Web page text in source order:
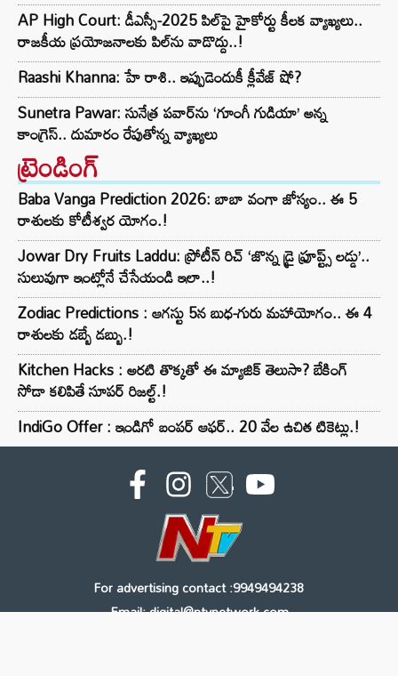
AP High Court: డీఎస్సీ-2025 పిల్‌పై హైకోర్టు కీలక వ్యాఖ్యలు..
రాజకీయ ప్రయోజనాలకు పిల్‌ను వాడొద్దు..!
Raashi Khanna: హే రాశి.. ఇప్పుడెందుకీ క్లీవేజ్ షో?
Sunetra Pawar: సునేత్ర పవార్‌‌ను ‘గూంగీ గుడియా’ అన్న
కాంగ్రెస్.. దుమారం రేపుతోన్న వ్యాఖ్యలు
ట్రెండింగ్‌
Baba Vanga Prediction 2026: బాబా వంగా జోస్యం.. ఈ 5
రాశులకు కోటీశ్వర యోగం.!
Jowar Dry Fruits Laddu: ప్రోటీన్ రిచ్ ‘జొన్న డ్రై ఫ్రూప్ట్స్ లడ్డు’..
సులువుగా ఇంట్లోనే చేసేయండి ఇలా..!
Zodiac Predictions : ఆగస్టు 5న బుధ-గురు మహాయోగం.. ఈ 4
రాశులకు డబ్బే డబ్బు.!
Kitchen Hacks : అరటి తొక్కతో ఈ మ్యాజిక్ తెలుసా? బేకింగ్
సోడా కలిపితే సూపర్ రిజల్ట్.!
IndiGo Offer : ఇండిగో బంపర్ ఆఫర్.. 20 వేల ఉచిత టికెట్లు.!
For advertising contact :9949494238
Email: digital@ntvnetwork.com